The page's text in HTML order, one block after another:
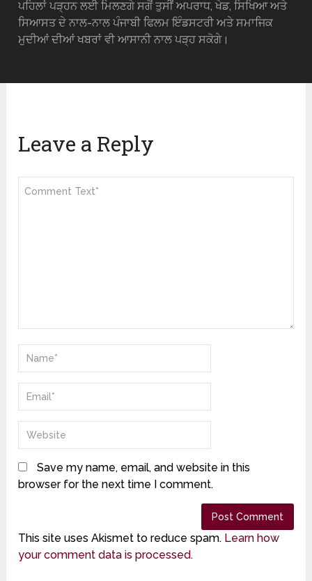
ਪਹਿਲਾਂ ਪੜ੍ਹਨ ਲਈ ਮਿਲਣਗੇ ਸਗੋਂ ਤੁਸੀਂ ਅਪਰਾਧ, ਖੇਡ, ਸਿਖਿਆ ਅਤੇ
ਸਿਆਸਤ ਦੇ ਨਾਲ-ਨਾਲ ਪੰਜਾਬੀ ਫਿਲਮ ਇੰਡਸਟਰੀ ਅਤੇ ਸਮਾਜਿਕ
ਮੁਦੀਆਂ ਦੀਆਂ ਖਬਰਾਂ ਵੀ ਆਸਾਨੀ ਨਾਲ ਪੜ੍ਹ ਸਕੋਗੇ।
Leave a Reply
Save my name, email, and website in this
browser for the next time I comment.
This site uses Akismet to reduce spam. Learn how
your comment data is processed.